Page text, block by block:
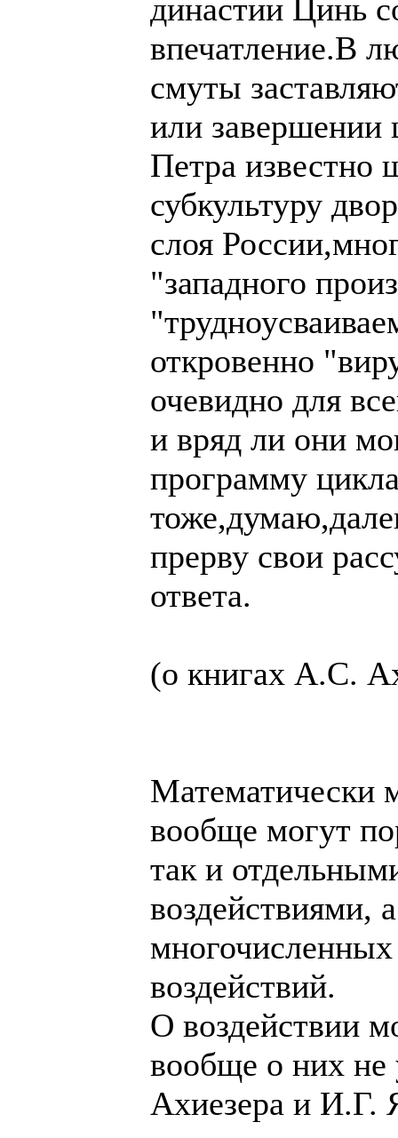
династии Цинь
впечатление.В
смуты
или завершении
Петра известно
субкультуру
слоя
"западного
откровенно
очевидно для
и вряд ли они
программу
прерву свои
ответа.
(о книгах А.С.
Математически
вообще могут
так и
воздействиями,
воздействий.
О воздействии
вообще о них не
Ахиезера и И.Г.